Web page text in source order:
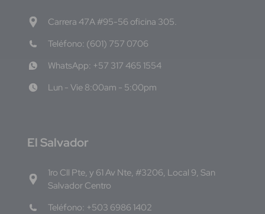
Carrera 47A #95-56 oficina 305.
Teléfono: (601) 757 0706
WhatsApp: +57 317 465 1554
Lun - Vie 8:00am - 5:00pm
El Salvador
1ro Cll Pte, y 61 Av Nte, #3206, Local 9, San
Salvador Centro
Teléfono: +503 6986 1402